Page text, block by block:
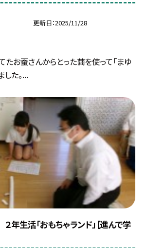
更新日 2025/11/28
お蚕さんからとった繭を使って「まゆ
した。...
２年生活「おもちゃランド」【進んで学